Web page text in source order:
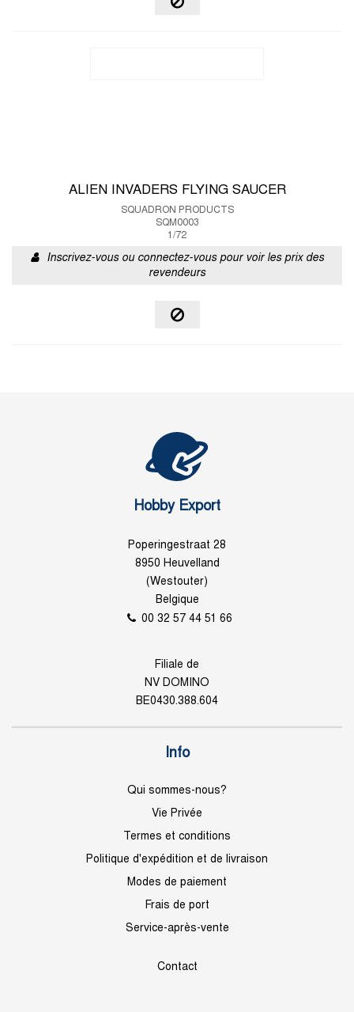
ALIEN INVADERS FLYING SAUCER
SQUADRON PRODUCTS
SQM0003
1/72
Inscrivez-vous ou connectez-vous pour voir les prix des
revendeurs
Hobby Export
Poperingestraat 28
8950 Heuvelland
(Westouter)
Belgique
00 32 57 44 51 66
Filiale de
NV DOMINO
BE0430.388.604
Info
Qui sommes-nous?
Vie Privée
Termes et conditions
Politique d'expédition et de livraison
Modes de paiement
Frais de port
Service-après-vente
Contact